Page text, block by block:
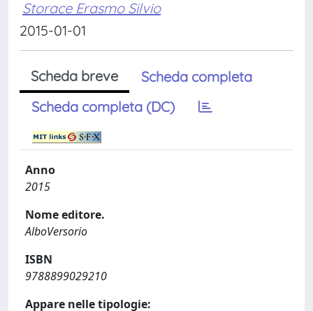
Storace Erasmo Silvio
2015-01-01
Scheda breve
Scheda completa
Scheda completa (DC)
Anno
2015
Nome editore.
AlboVersorio
ISBN
9788899029210
Appare nelle tipologie: